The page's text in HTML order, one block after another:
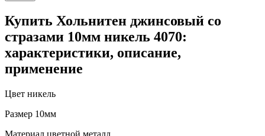
Купить Хольнитен джинсовый со
стразами 10мм никель 4070:
характеристики, описание,
применение
Цвет никель
Размер 10мм
Материал цветной металл